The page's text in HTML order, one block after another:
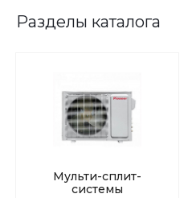
Разделы каталога
Мульти-сплит-
системы